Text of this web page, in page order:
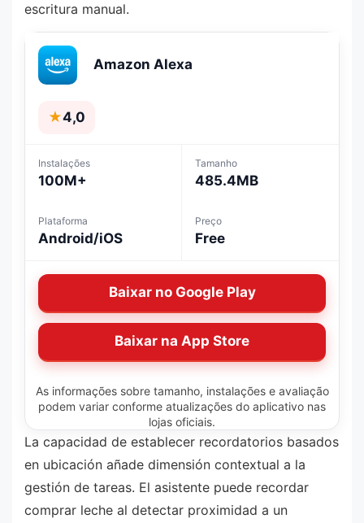
escritura manual.
Amazon Alexa
★4,0
Instalações
100M+
Tamanho
485.4MB
Plataforma
Android/iOS
Preço
Free
Baixar no Google Play
Baixar na App Store
As informações sobre tamanho, instalações e avaliação
podem variar conforme atualizações do aplicativo nas
lojas oficiais.
La capacidad de establecer recordatorios basados
en ubicación añade dimensión contextual a la
gestión de tareas. El asistente puede recordar
comprar leche al detectar proximidad a un